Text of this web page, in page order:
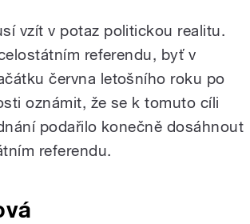
vzít v potaz politickou realitu.
referendu, byť v
června letošního roku po
oznámit, že se k tomuto cíli
podařilo konečně dosáhnout
referendu.